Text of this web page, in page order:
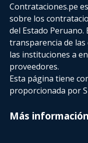
Contrataciones.pe
sobre los
del Estado
transparencia de
las instituciones a
proveedores.
Esta página tiene
proporcionada por
Más información